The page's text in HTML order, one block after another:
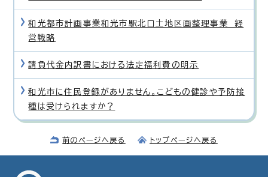
和光都市計画事業和光市駅北口土地区画整理事業 経
営戦略
請負代金内訳書における法定福利費の明示
和光市に住民登録がありません。こどもの健診や予防接
種は受けられますか？
前のページへ戻る トップページへ戻る